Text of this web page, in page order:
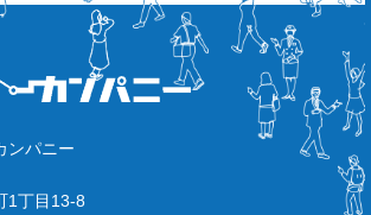
ンパニー
1丁目13-8